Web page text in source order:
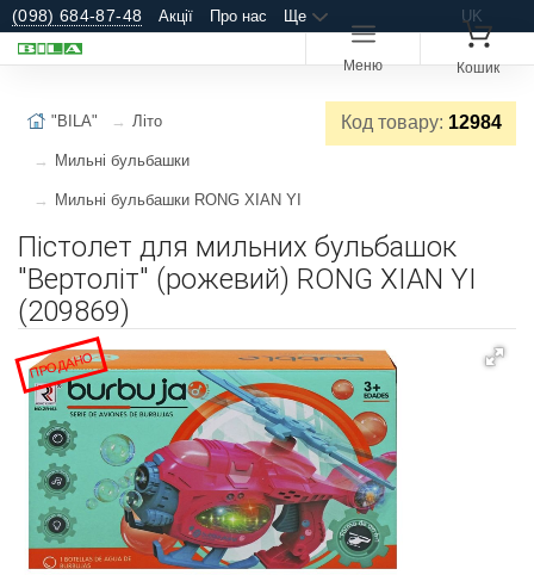
(098) 684-87-48 Акції Про нас Ще UK
Меню Кошик
Код товару: 12984
"BILA" Літо
Мильні бульбашки
Мильні бульбашки RONG XIAN YI
Пістолет для мильних бульбашок
"Вертоліт" (рожевий) RONG XIAN YI
(209869)
ПРОДАНО